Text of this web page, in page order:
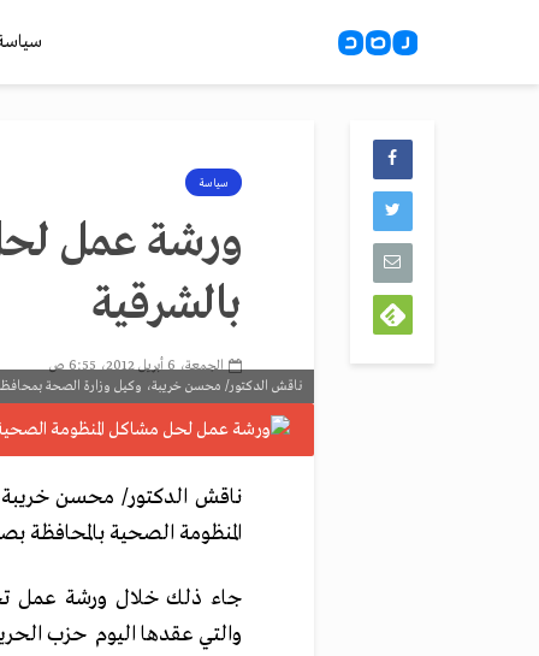
سياسة
ورشة عمل
بالشرقية
الجمعة، 6 أبريل 2012، 6:55 ص
ناقش الدكتور/ محسن خريبة، وكيل وزارة الصحة بمحافظة
ناقش الدكتور/ محسن
المنظومة الصحية بالمحافظة
جاء ذلك خلال ورشة عمل
والتي عقدها اليوم حزب